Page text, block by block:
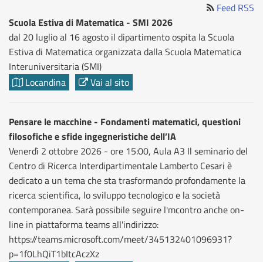
Feed RSS
Scuola Estiva di Matematica - SMI 2026
dal 20 luglio al 16 agosto il dipartimento ospita la Scuola
Estiva di Matematica organizzata dalla Scuola Matematica
Interuniversitaria (SMI)
Locandina
Vai al sito
Pensare le macchine - Fondamenti matematici, questioni
filosofiche e sfide ingegneristiche dell’IA
Venerdì 2 ottobre 2026 - ore 15:00, Aula A3 Il seminario del
Centro di Ricerca Interdipartimentale Lamberto Cesari è
dedicato a un tema che sta trasformando profondamente la
ricerca scientifica, lo sviluppo tecnologico e la società
contemporanea. Sarà possibile seguire l'mcontro anche on-
line in piattaforma teams all'indirizzo:
https://teams.microsoft.com/meet/345132401096931?
p=1f0LhQiT1bItcAczXz